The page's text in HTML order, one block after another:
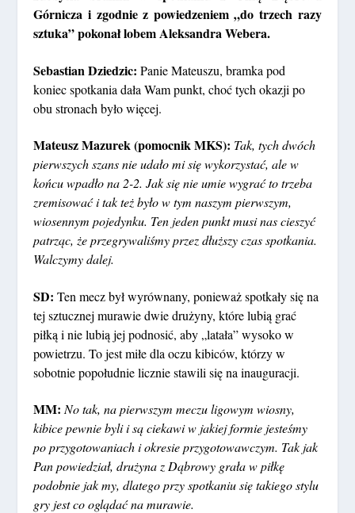
Górnicza i zgodnie z powiedzeniem „do trzech razy
sztuka” pokonał lobem Aleksandra Webera.
Sebastian Dziedzic:Panie Mateuszu, bramka pod
koniec spotkania dała Wam punkt, choć tych okazji po
obu stronach było więcej.
Mateusz Mazurek (pomocnik MKS): Tak, tych dwóch
pierwszych szans nie udało mi się wykorzystać, ale w
końcu wpadło na 2-2. Jak się nie umie wygrać to trzeba
zremisować i tak też było w tym naszym pierwszym,
wiosennym pojedynku. Ten jeden punkt musi nas cieszyć
patrząc, że przegrywaliśmy przez dłuższy czas spotkania.
Walczymy dalej.
SD:Ten mecz był wyrównany, ponieważ spotkały się na
tej sztucznej murawie dwie drużyny, które lubią grać
piłką i nie lubią jej podnosić, aby „latała” wysoko w
powietrzu. To jest miłe dla oczu kibiców, którzy w
sobotnie popołudnie licznie stawili się na inauguracji.
MM: No tak, na pierwszym meczu ligowym wiosny,
kibice pewnie byli i są ciekawi w jakiej formie jesteśmy
po przygotowaniach i okresie przygotowawczym. Tak jak
Pan powiedział, drużyna z Dąbrowy grała w piłkę
podobnie jak my, dlatego przy spotkaniu się takiego stylu
gry jest co oglądać na murawie.